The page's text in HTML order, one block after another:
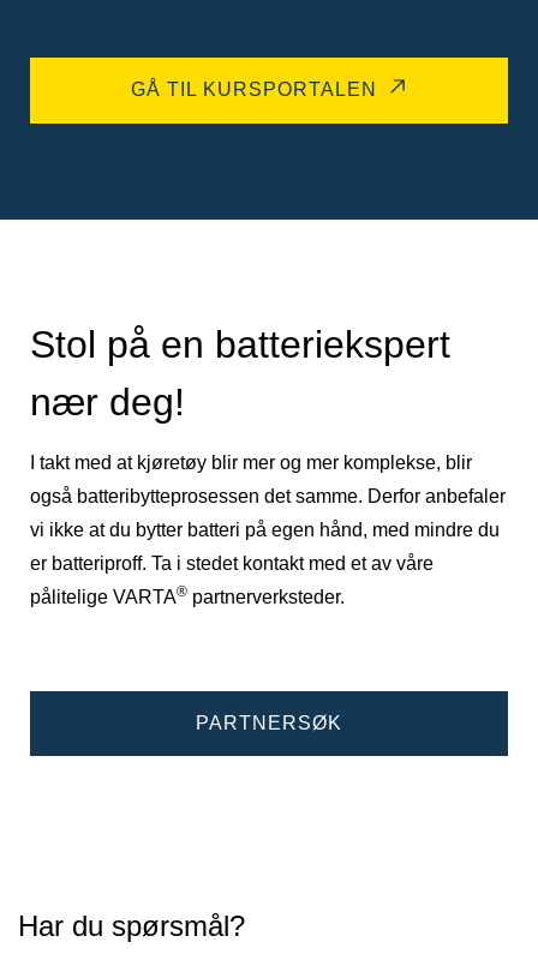
GÅ TIL KURSPORTALEN
Stol på en batteriekspert
nær deg!
I takt med at kjøretøy blir mer og mer komplekse, blir
også batteribytteprosessen det samme. Derfor anbefaler
vi ikke at du bytter batteri på egen hånd, med mindre du
er batteriproff. Ta i stedet kontakt med et av våre
pålitelige VARTA® partnerverksteder.
PARTNERSØK
Har du spørsmål?